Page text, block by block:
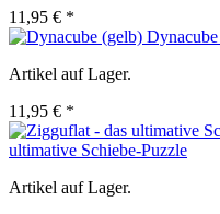
11,95 € *
Artikel auf Lager.
11,95 € *
ultimative Schiebe-Puzzle
Artikel auf Lager.